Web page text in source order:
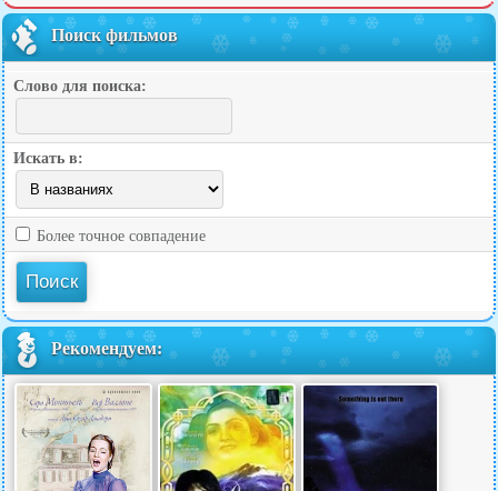
Поиск фильмов
Слово для поиска:
Искать в:
Более точное совпадение
Рекомендуем: